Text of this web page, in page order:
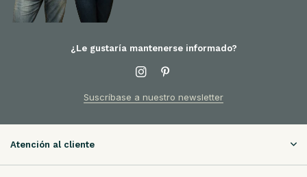
¿Le gustaría mantenerse informado?
Suscríbase a nuestro newsletter
Atención al cliente